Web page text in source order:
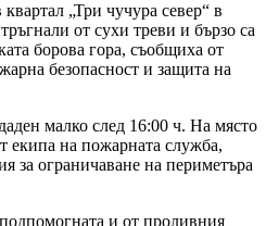
„Три чучура север“ в
от сухи треви и бързо са
борова гора, съобщиха от
безопасност и защита на
малко след 16:00 ч. На място
екипа на пожарната служба,
за ограничаване на периметъра
и от проливния